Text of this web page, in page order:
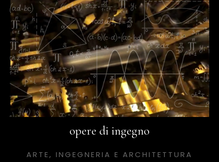
opere di ingegno
ARTE, INGEGNERIA E ARCHITETTURA